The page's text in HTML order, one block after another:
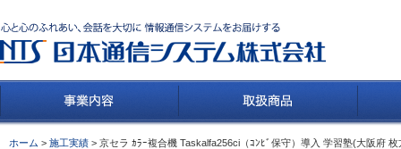
ホーム > 施工実績 > 京セラ ｶﾗｰ複合機 Taskalfa256ci（ｺﾝﾋﾞ保守）導入 学習塾(大阪府 枚